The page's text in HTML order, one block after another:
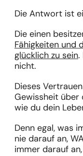
Die Antwort ist
Die einen
Fähigkeiten und
glücklich zu sein.
nicht.
Dieses
Gewissheit über
wie du dein
Denn egal, was
nie darauf an,
immer darauf